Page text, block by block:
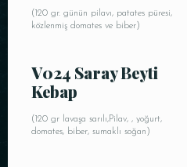
(120 gr. günün pilavı, patates püresi,
közlenmiş domates ve biber)
V024 Saray Beyti
Kebap
(120 gr lavaşa sarılı,Pilav, , yoğurt,
domates, biber, sumaklı soğan)